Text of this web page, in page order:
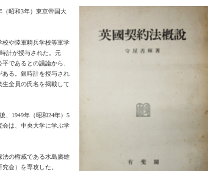
昭和3年）東京帝国大
校や陸軍騎兵学校等軍学
計が授与された。元
であるとの議論から、
る。銀時計を授与され
全員の氏名を掲載して
、1949年（昭和24年）5
会は、中央大学に学ぶ学
法の権威である水島廣雄
会）を専攻した。